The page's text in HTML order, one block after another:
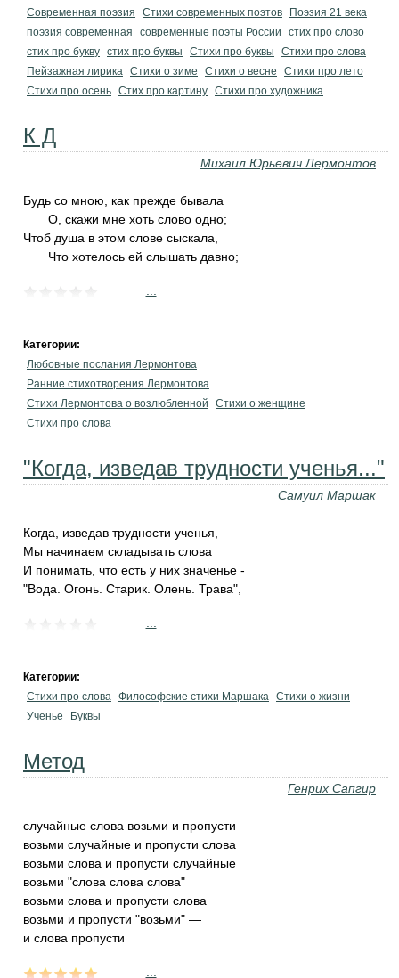
Современная поэзия
Стихи современных поэтов
Поэзия 21 века
поэзия современная
современные поэты России
стих про слово
стих про букву стих про буквы Стихи про буквы
Стихи про слова
Пейзажная лирика Стихи о зиме Стихи о весне
Стихи про лето
Стихи про осень Стих про картину Стихи про художника
К Д
Михаил Юрьевич Лермонтов
Будь со мною, как прежде бывала
О, скажи мне хоть слово одно;
Чтоб душа в этом слове сыскала,
Что хотелось ей слышать давно;
Категории:
Любовные послания Лермонтова
Ранние стихотворения Лермонтова
Стихи Лермонтова о возлюбленной
Стихи о женщине
Стихи про слова
"Когда, изведав трудности ученья..."
Самуил Маршак
Когда, изведав трудности ученья,
Мы начинаем складывать слова
И понимать, что есть у них значенье -
"Вода. Огонь. Старик. Олень. Трава",
Категории:
Стихи про слова Философские стихи Маршака Стихи о жизни
Ученье
Буквы
Метод
Генрих Сапгир
случайные слова возьми и пропусти
возьми случайные и пропусти слова
возьми слова и пропусти случайные
возьми "слова слова слова"
возьми слова и пропусти слова
возьми и пропусти "возьми" —
и слова пропусти